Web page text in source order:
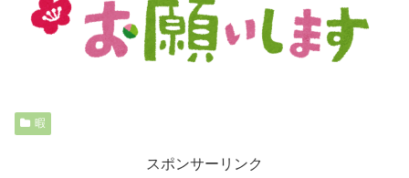
暇
スポンサーリンク